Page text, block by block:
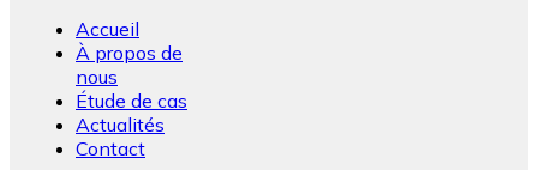
Accueil
À propos de
nous
Étude de cas
Actualités
Contact